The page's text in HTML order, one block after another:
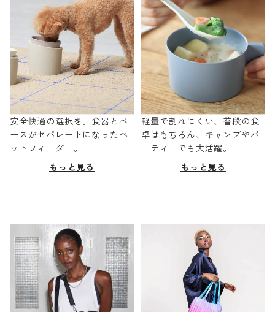
安全快適の選択を。食器とベ
ースがセパレートになったペ
ットフィーダー。
もっと見る
軽量で割れにくい、普段の食
卓はもちろん、キャンプやパ
ーティーでも大活躍。
もっと見る